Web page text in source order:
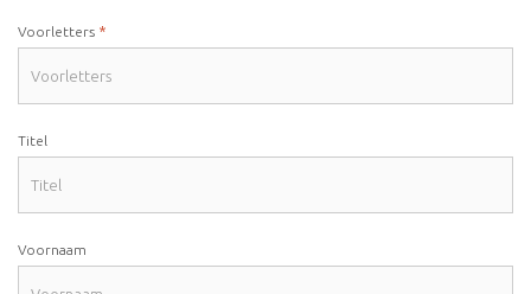
Voorletters *
Titel
Voornaam